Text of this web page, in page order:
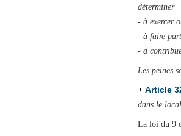
déterminer
- à exercer
- à faire
- à
Les peines
Article
dans le
La loi du 9